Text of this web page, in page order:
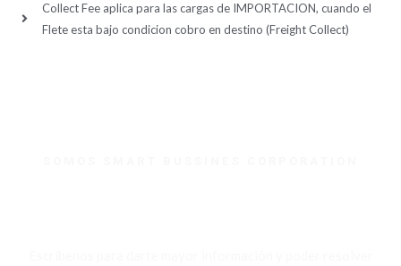
Collect Fee aplica para las cargas de IMPORTACION, cuando el
Flete esta bajo condicion cobro en destino (Freight Collect)